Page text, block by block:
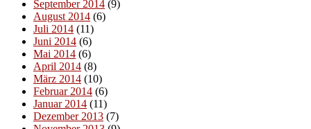
September 2014 (9)
August 2014 (6)
Juli 2014 (11)
Juni 2014 (6)
Mai 2014 (6)
April 2014 (8)
März 2014 (10)
Februar 2014 (6)
Januar 2014 (11)
Dezember 2013 (7)